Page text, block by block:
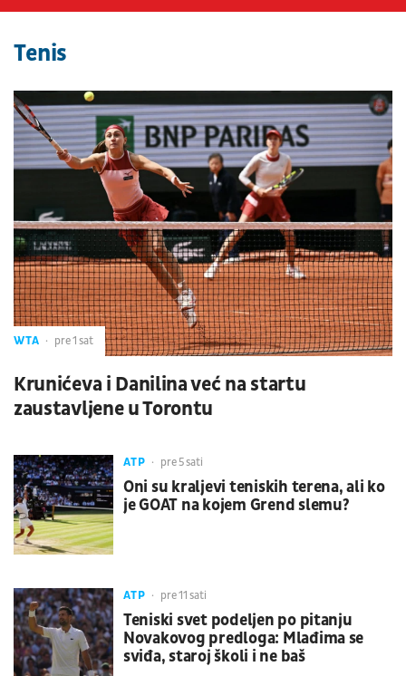
Tenis
WTA pre 1 sat
Krunićeva i Danilina već na startu
zaustavljene u Torontu
ATP pre 5 sati
Oni su kraljevi teniskih terena, ali ko
je GOAT na kojem Grend slemu?
ATP pre 11 sati
Teniski svet podeljen po pitanju
Novakovog predloga: Mlađima se
sviđa, staroj školi i ne baš